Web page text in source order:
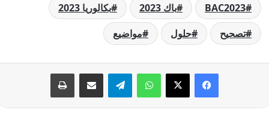
BAC2023 باك 2023
بكالوريا 2023
تصحيح
حلول مواضيع
فيسبوك
‫X واتسابتيلقراممشاركة عبر البريد طباعة